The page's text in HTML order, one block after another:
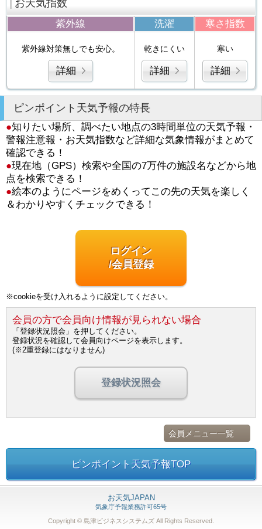
お天気指数
紫外線 洗濯 寒さ指数
紫外線対策無しでも安心。
詳細
乾きにくい
詳細
寒い
詳細
ピンポイント天気予報の特長
●知りたい場所、調べたい地点の3時間単位の天気予報・
警報注意報・お天気指数など詳細な気象情報がまとめて
確認できる！
●現在地（GPS）検索や全国の7万件の施設名などから地
点を検索できる！
●絵本のようにページをめくってこの先の天気を楽しく
＆わかりやすくチェックできる！
ログイン
/会員登録
※cookieを受け入れるように設定してください。
会員の方で会員向け情報が見られない場合
「登録状況照会」を押してください。
登録状況を確認して会員向けページを表示します。
(※2重登録にはなりません)
登録状況照会
会員メニュー一覧
ピンポイント天気予報TOP
お天気JAPAN
気象庁予報業務許可65号
Copyright © 島津ビジネスシステムズ All Rights Reserved.